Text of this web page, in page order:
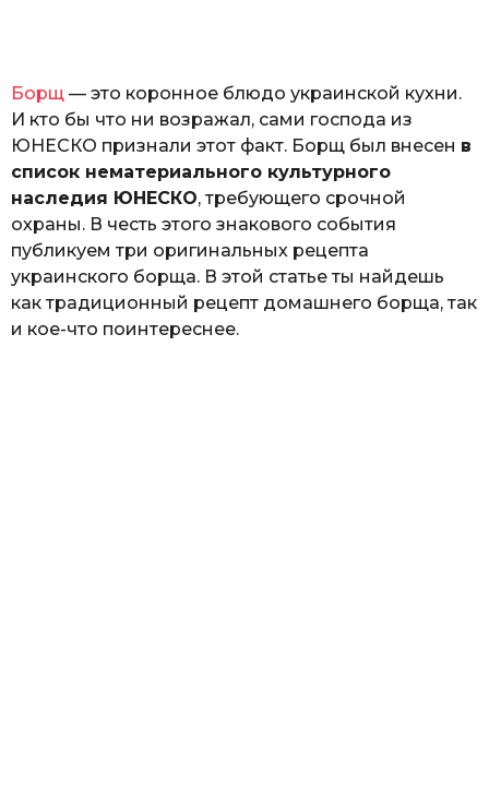
р
к
а
л
ю
к
Борщ — это коронное блюдо украинской кухни.
И кто бы что ни возражал, сами господа из
ЮНЕСКО признали этот факт. Борщ был внесен в
список нематериального культурного
наследия ЮНЕСКО, требующего срочной
охраны. В честь этого знакового события
публикуем три оригинальных рецепта
украинского борща. В этой статье ты найдешь
как традиционный рецепт домашнего борща, так
и кое-что поинтереснее.